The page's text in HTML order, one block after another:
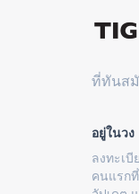
ที่ทันส
อยู่ในวง
ลงทะเ
คนแรก